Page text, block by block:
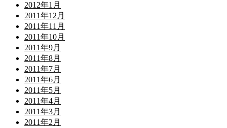
2012年1月
2011年12月
2011年11月
2011年10月
2011年9月
2011年8月
2011年7月
2011年6月
2011年5月
2011年4月
2011年3月
2011年2月